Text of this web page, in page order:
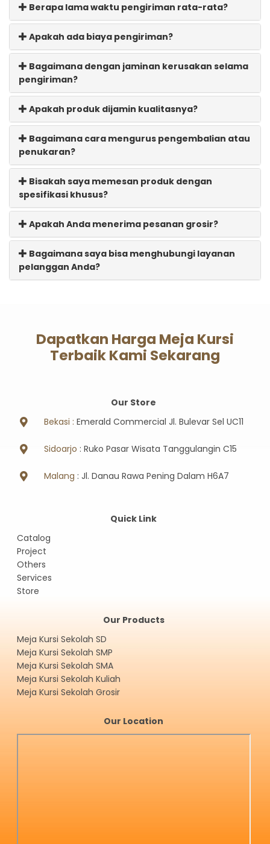
Berapa lama waktu pengiriman rata-rata?
Apakah ada biaya pengiriman?
Bagaimana dengan jaminan kerusakan selama
pengiriman?
Apakah produk dijamin kualitasnya?
Bagaimana cara mengurus pengembalian atau
penukaran?
Bisakah saya memesan produk dengan
spesifikasi khusus?
Apakah Anda menerima pesanan grosir?
Bagaimana saya bisa menghubungi layanan
pelanggan Anda?
Dapatkan Harga Meja Kursi
Terbaik Kami Sekarang
Our Store
Bekasi : Emerald Commercial Jl. Bulevar Sel UC11
Sidoarjo : Ruko Pasar Wisata Tanggulangin C15
Malang : Jl. Danau Rawa Pening Dalam H6A7
Quick Link
Catalog
Project
Others
Services
Store
Our Products
Meja Kursi Sekolah SD
Meja Kursi Sekolah SMP
Meja Kursi Sekolah SMA
Meja Kursi Sekolah Kuliah
Meja Kursi Sekolah Grosir
Our Location